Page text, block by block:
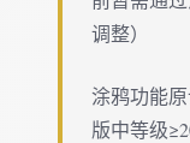
调整）
涂鸦功能
版中等级